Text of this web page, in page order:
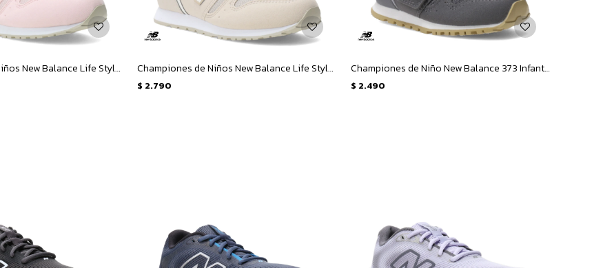
Championes de Niños New Balance Life Style 373 - Rosado Championes de Niños New Balance Life Style 373 - Beige
$ 2.790
Championes de Niño New Balance 373 Infant - Gris
$ 2.490